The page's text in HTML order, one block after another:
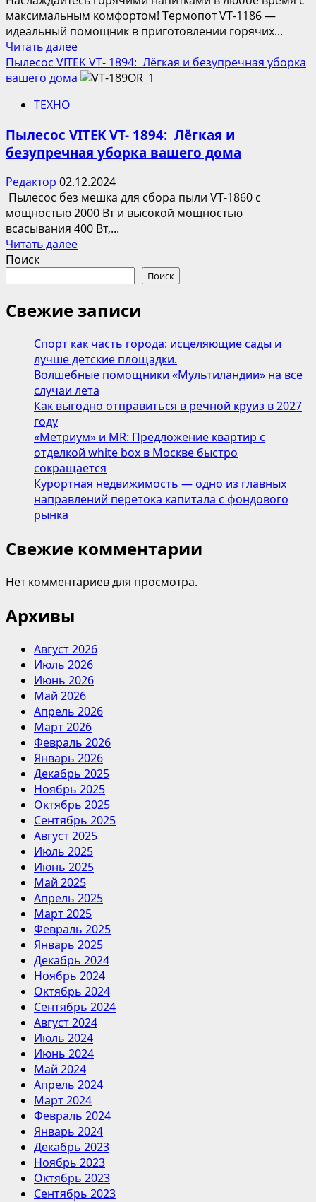
для
чистоты
и
порядка
максимальным комфортом! Термопот VT-1186 —
идеальный помощник в приготовлении горячих...
Читать далееПрочитать
больше
о
1186
Пылесос VITEK VT- 1894: Лёгкая и безупречная уборка
вашего дома
ТЕХНО
Пылесос VITEK VT- 1894: Лёгкая и
безупречная уборка вашего дома
Редактор 02.12.2024
Пылесос без мешка для сбора пыли VT-1860 с
мощностью 2000 Вт и высокой мощностью
всасывания 400 Вт,...
Читать далееПрочитать
VITEK
VT-
Лёгкая
и
безупречная
уборка
вашего
Поиск
Поиск
Свежие записи
Спорт как часть города: исцеляющие сады и
лучше детские площадки.
Волшебные помощники «Мультиландии» на все
случаи лета
Как выгодно отправиться в речной круиз в 2027
году
«Метриум» и MR: Предложение квартир с
отделкой white box в Москве быстро
сокращается
Курортная недвижимость — одно из главных
направлений перетока капитала с фондового
рынка
Свежие комментарии
Нет комментариев для просмотра.
Архивы
Август 2026
Июль 2026
Июнь 2026
Май 2026
Апрель 2026
Март 2026
Февраль 2026
Январь 2026
Декабрь 2025
Ноябрь 2025
Октябрь 2025
Сентябрь 2025
Август 2025
Июль 2025
Июнь 2025
Май 2025
Апрель 2025
Март 2025
Февраль 2025
Январь 2025
Декабрь 2024
Ноябрь 2024
Октябрь 2024
Сентябрь 2024
Август 2024
Июль 2024
Июнь 2024
Май 2024
Апрель 2024
Март 2024
Февраль 2024
Январь 2024
Декабрь 2023
Ноябрь 2023
Октябрь 2023
Сентябрь 2023